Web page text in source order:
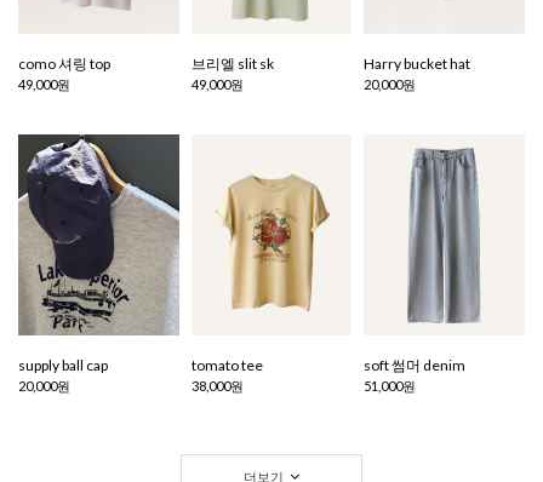
como 셔링 top
49,000원
브리엘 slit sk
49,000원
Harry bucket hat
20,000원
supply ball cap
20,000원
tomato tee
38,000원
soft 썸머 denim
51,000원
더보기